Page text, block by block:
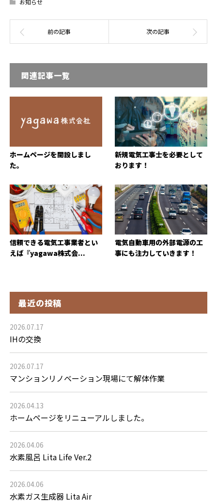
関連記事一覧
ホームページを開設しまし
た。
新規電気工事士を必要として
おります！
信頼できる電気工事業者とい
えば『yagawa株式会...
電気自動車用の外部電源の工
事にも注力していきます！
最近の投稿
2026.07.17
IHの交換
2026.07.17
マンションリノベーション現場にて解体作業
2026.04.13
ホームページをリニューアルしました。
2026.04.06
水素風呂 Lita Life Ver.2
2026.04.06
水素ガス生成器 Lita Air